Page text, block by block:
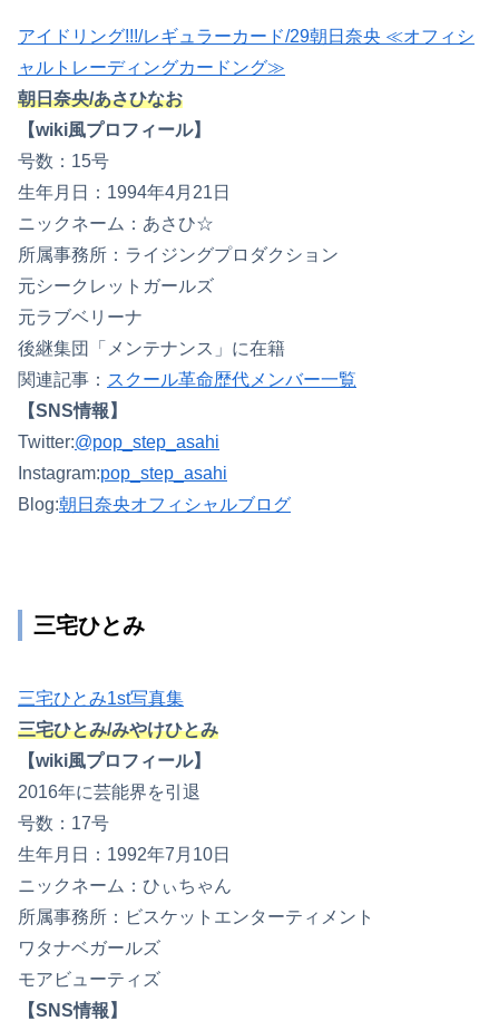
アイドリング!!!/レギュラーカード/29朝日奈央 ≪オフィシ
ャルトレーディングカードング≫
朝日奈央/あさひなお
【wiki風プロフィール】
号数：15号
生年月日：1994年4月21日
ニックネーム：あさひ☆
所属事務所：ライジングプロダクション
元シークレットガールズ
元ラブベリーナ
後継集団「メンテナンス」に在籍
関連記事： スクール革命歴代メンバー一覧
【SNS情報】
Twitter:@pop_step_asahi
Instagram:pop_step_asahi
Blog:朝日奈央オフィシャルブログ
三宅ひとみ
三宅ひとみ1st写真集
三宅ひとみ/みやけひとみ
【wiki風プロフィール】
2016年に芸能界を引退
号数：17号
生年月日：1992年7月10日
ニックネーム：ひぃちゃん
所属事務所：ビスケットエンターティメント
ワタナベガールズ
モアビューティズ
【SNS情報】